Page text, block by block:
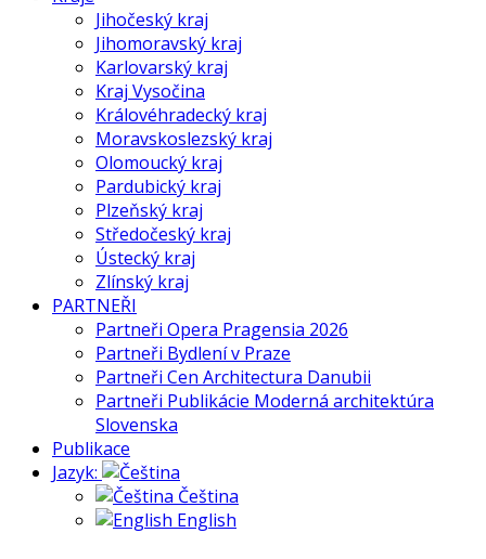
Jihočeský kraj
Jihomoravský kraj
Karlovarský kraj
Kraj Vysočina
Královéhradecký kraj
Moravskoslezský kraj
Olomoucký kraj
Pardubický kraj
Plzeňský kraj
Středočeský kraj
Ústecký kraj
Zlínský kraj
PARTNEŘI
Partneři Opera Pragensia 2026
Partneři Bydlení v Praze
Partneři Cen Architectura Danubii
Partneři Publikácie Moderná architektúra
Slovenska
Publikace
Jazyk:
Čeština
English